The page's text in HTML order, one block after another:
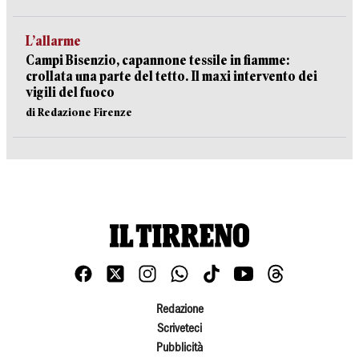
L’allarme
Campi Bisenzio, capannone tessile in fiamme:
crollata una parte del tetto. Il maxi intervento dei
vigili del fuoco
di Redazione Firenze
Redazione
Scriveteci
Pubblicità